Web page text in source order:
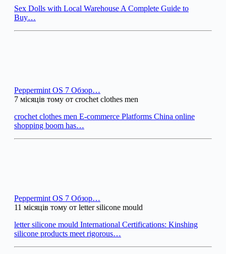
Sex Dolls with Local Warehouse A Complete Guide to
Buy…
Peppermint OS 7 Обзор…
7 місяців тому от crochet clothes men
crochet clothes men E-commerce Platforms China online
shopping boom has…
Peppermint OS 7 Обзор…
11 місяців тому от letter silicone mould
letter silicone mould International Certifications: Kinshing
silicone products meet rigorous…